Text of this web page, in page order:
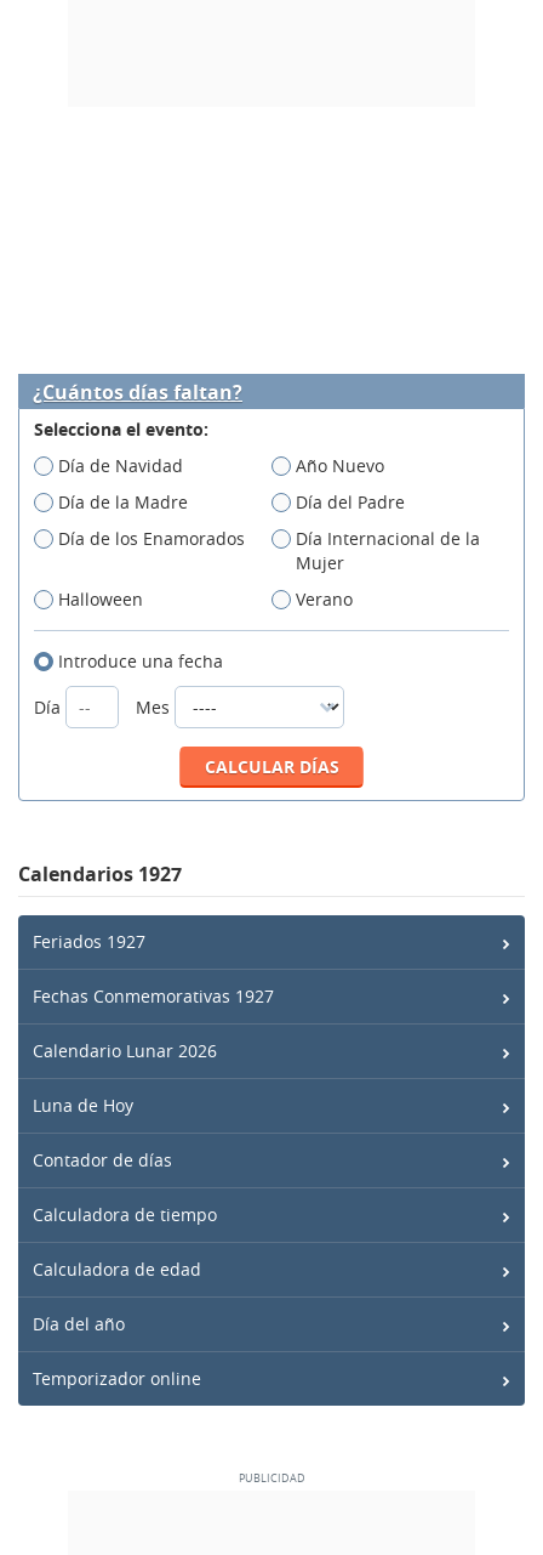
¿Cuántos días faltan?
Selecciona el evento:
Día de Navidad
Año Nuevo
Día de la Madre
Día del Padre
Día de los Enamorados
Día Internacional de la
Mujer
Halloween
Verano
Introduce una fecha
Día
Mes
Calendarios 1927
Feriados 1927
Fechas Conmemorativas 1927
Calendario Lunar 2026
Luna de Hoy
Contador de días
Calculadora de tiempo
Calculadora de edad
Día del año
Temporizador online